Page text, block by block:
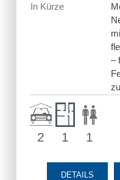
In Kürze
–
2 1 1
DETAILS